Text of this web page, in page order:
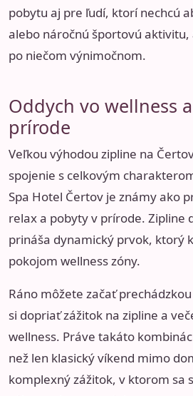
pobytu aj pre ľudí, ktorí nechcú
alebo náročnú športovú aktivitu,
po niečom výnimočnom.
Oddych vo wellness
prírode
Veľkou výhodou zipline na
spojenie s celkovým
Spa Hotel Čertov je známy ako
relax a pobyty v prírode. Zipline
prináša dynamický prvok, ktorý
pokojom wellness zóny.
Ráno môžete začať
si dopriať zážitok na zipline a
wellness. Práve takáto
než len klasický víkend mimo
komplexný zážitok, v ktorom sa